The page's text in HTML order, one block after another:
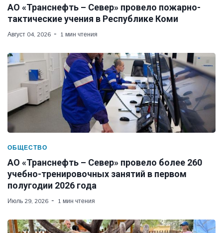
АО «Транснефть – Север» провело пожарно-
тактические учения в Республике Коми
Август 04, 2026 1 мин чтения
ОБЩЕСТВО
АО «Транснефть – Север» провело более 260
учебно-тренировочных занятий в первом
полугодии 2026 года
Июль 29, 2026 1 мин чтения